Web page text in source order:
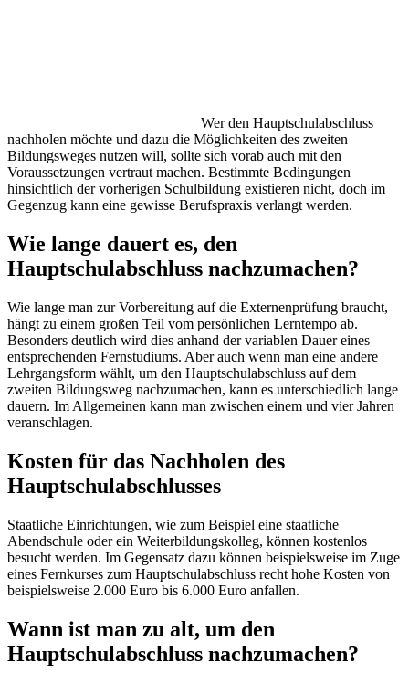
Wer den Hauptschulabschluss
nachholen möchte und dazu die Möglichkeiten des zweiten
Bildungsweges nutzen will, sollte sich vorab auch mit den
Voraussetzungen vertraut machen. Bestimmte Bedingungen
hinsichtlich der vorherigen Schulbildung existieren nicht, doch im
Gegenzug kann eine gewisse Berufspraxis verlangt werden.
Wie lange dauert es, den
Hauptschulabschluss nachzumachen?
Wie lange man zur Vorbereitung auf die Externenprüfung braucht,
hängt zu einem großen Teil vom persönlichen Lerntempo ab.
Besonders deutlich wird dies anhand der variablen Dauer eines
entsprechenden Fernstudiums. Aber auch wenn man eine andere
Lehrgangsform wählt, um den Hauptschulabschluss auf dem
zweiten Bildungsweg nachzumachen, kann es unterschiedlich lange
dauern. Im Allgemeinen kann man zwischen einem und vier Jahren
veranschlagen.
Kosten für das Nachholen des
Hauptschulabschlusses
Staatliche Einrichtungen, wie zum Beispiel eine staatliche
Abendschule oder ein Weiterbildungskolleg, können kostenlos
besucht werden. Im Gegensatz dazu können beispielsweise im Zuge
eines Fernkurses zum Hauptschulabschluss recht hohe Kosten von
beispielsweise 2.000 Euro bis 6.000 Euro anfallen.
Wann ist man zu alt, um den
Hauptschulabschluss nachzumachen?